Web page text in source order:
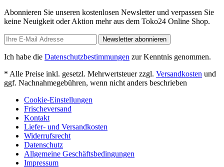
Abonnieren Sie unseren kostenlosen Newsletter und verpassen Sie
keine Neuigkeit oder Aktion mehr aus dem Toko24 Online Shop.
Newsletter abonnieren
Ich habe die Datenschutzbestimmungen zur Kenntnis genommen.
* Alle Preise inkl. gesetzl. Mehrwertsteuer zzgl. Versandkosten und
ggf. Nachnahmegebühren, wenn nicht anders beschrieben
Cookie-Einstellungen
Frischeversand
Kontakt
Liefer- und Versandkosten
Widerrufsrecht
Datenschutz
Allgemeine Geschäftsbedingungen
Impressum